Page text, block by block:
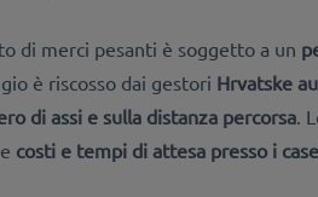
di merci pesanti è soggetto a un
è riscosso dai gestori Hrvatske
di assi e sulla distanza percorsa .
costi e tempi di attesa presso i